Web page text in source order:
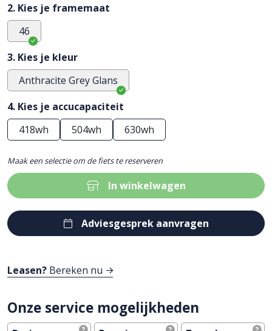
2. Kies je framemaat
46
3. Kies je kleur
Anthracite Grey Glans
4. Kies je accucapaciteit
418wh
504wh 630wh
Maak een selectie om de fiets te reserveren
In winkelwagen
Adviesgesprek aanvragen
Leasen? Bereken nu
Onze service mogelijkheden